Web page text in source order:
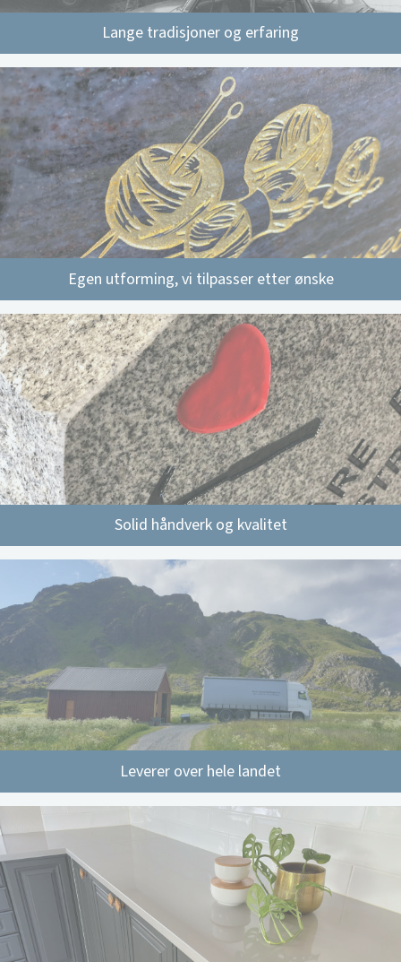
Lange tradisjoner og erfaring
Egen utforming, vi tilpasser etter ønske
Solid håndverk og kvalitet
Leverer over hele landet